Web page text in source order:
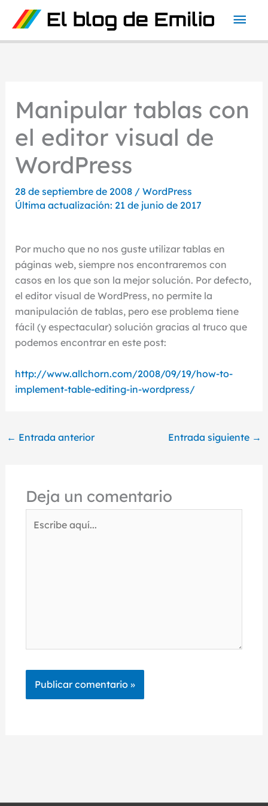
contenido
Manipular tablas con
el editor visual de
WordPress
28 de septiembre de 2008 / WordPress
Última actualización: 21 de junio de 2017
Por mucho que no nos guste utilizar tablas en
páginas web, siempre nos encontraremos con
casos en los que son la mejor solución. Por defecto,
el editor visual de WordPress, no permite la
manipulación de tablas, pero ese problema tiene
fácil (y espectacular) solución gracias al truco que
podemos encontrar en este post:
http://www.allchorn.com/2008/09/19/how-to-
implement-table-editing-in-wordpress/
← Entrada anterior Entrada siguiente →
Deja un comentario
aquí...